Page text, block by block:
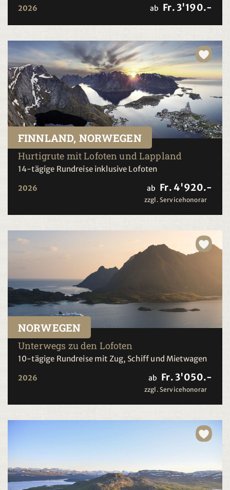
2026 ab Fr. 3'190.-
FINNLAND, NORWEGEN
Hurtigrute mit Lofoten und Lappland
14-tägige Rundreise inklusive Lofoten
2026 ab Fr. 4'920.-
zzgl. Servicehonorar
NORWEGEN
Unterwegs zu den Lofoten
10-tägige Rundreise mit Zug, Schiff und Mietwagen
2026 ab Fr. 3'050.-
zzgl. Servicehonorar